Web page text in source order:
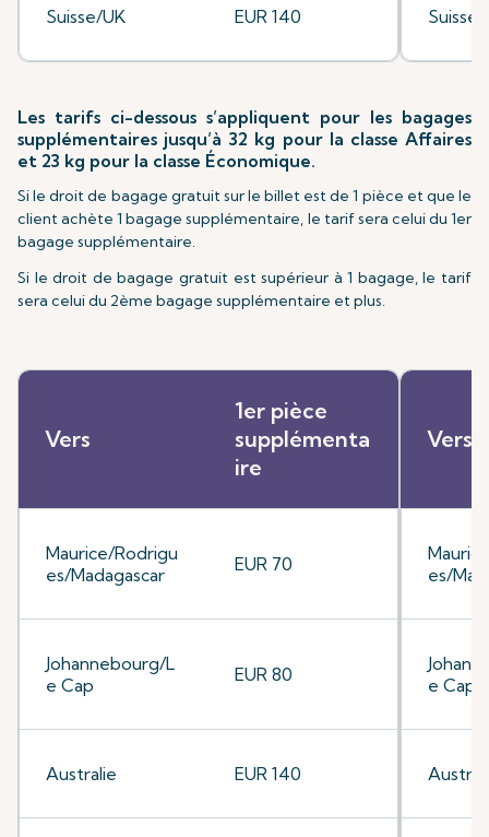
Suisse/UK EUR 140 Suisse/
Les tarifs ci-dessous s’appliquent pour les bagages
supplémentaires jusqu’à 32 kg pour la classe Affaires
et 23 kg pour la classe Économique.
Si le droit de bagage gratuit sur le billet est de 1 pièce et que le
client achète 1 bagage supplémentaire, le tarif sera celui du 1er
bagage supplémentaire.
Si le droit de bagage gratuit est supérieur à 1 bagage, le tarif
sera celui du 2ème bagage supplémentaire et plus.
Vers
1er pièce
supplémenta
ire
Maurice/Rodrigu
es/Madagascar
EUR 70
Johannebourg/L
e Cap
EUR 80
Australie EUR 140
Vers
es/
e Cap